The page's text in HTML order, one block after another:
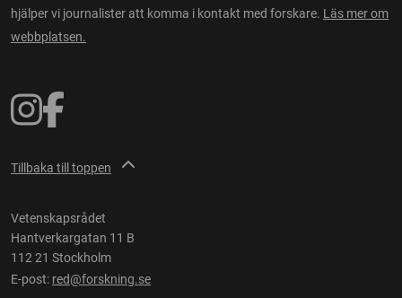
hjälper vi journalister att komma i kontakt med forskare. Läs mer om
webbplatsen.
Tillbaka till toppen
Vetenskapsrådet
Hantverkargatan 11 B
112 21 Stockholm
E-post: red@forskning.se